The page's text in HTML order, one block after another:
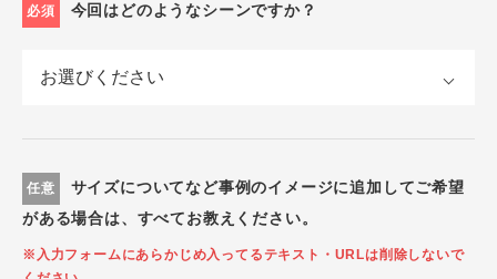
必須 今回はどのようなシーンですか？
任意
サイズについてなど事例のイメージに追加してご希望
がある場合は、すべてお教えください。
※入力フォームにあらかじめ入ってるテキスト・URLは削除しないで